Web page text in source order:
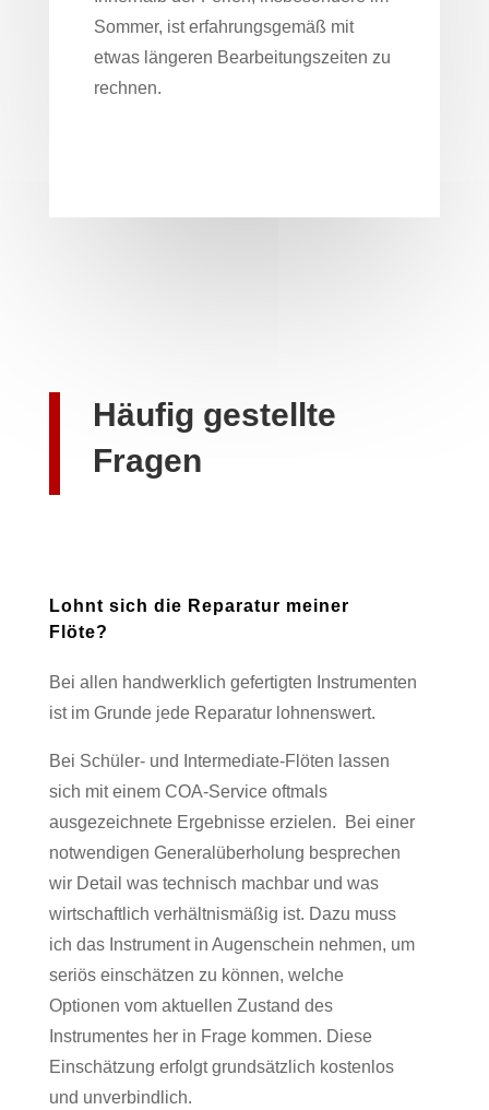
Sommer, ist erfahrungsgemäß mit
etwas längeren Bearbeitungszeiten zu
rechnen.
Häufig gestellte
Fragen
Lohnt sich die Reparatur meiner
Flöte?
Bei allen handwerklich gefertigten Instrumenten
ist im Grunde jede Reparatur lohnenswert.
Bei Schüler- und Intermediate-Flöten lassen
sich mit einem COA-Service oftmals
ausgezeichnete Ergebnisse erzielen.
Bei einer
notwendigen Generalüberholung besprechen
wir Detail was technisch machbar und was
wirtschaftlich verhältnismäßig ist. Dazu muss
ich das Instrument in Augenschein nehmen, um
seriös einschätzen zu können, welche
Optionen vom aktuellen Zustand des
Instrumentes her in Frage kommen. Diese
Einschätzung erfolgt grundsätzlich kostenlos
und unverbindlich.